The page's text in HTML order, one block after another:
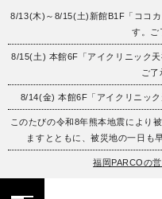
8/13(木)～8/15(土)新館B1F「ココ
す。ご
8/15(土) 本館6F「アイクリニック
ご了
8/14(金) 本館6F「アイクリニッ
このたびの令和8年熊本地震により
ますとともに、被災地の一日も
福岡PARCOの
フロアガイド
施設案内・アクセス
イベント・ポップア
ENGLISH
繁体字
簡体字